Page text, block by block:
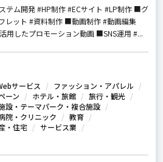
テム開発 #HP制作 #ECサイト #LP制作 ■グ
レット #資料制作 ■動画制作 #動画編集
用したプロモーション動画 ■SNS運用 #...
サービス
ファッション・アパレル
ーン ホテル・旅館
旅行・観光
設・テーマパーク・複合施設
院・クリニック
教育
・住宅
サービス業